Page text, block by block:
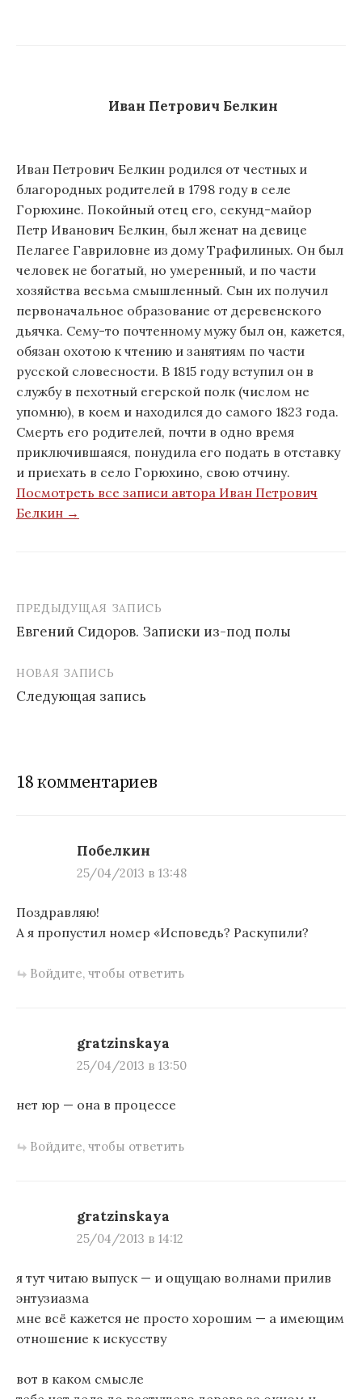
Иван Петрович Белкин
Иван Петрович Белкин родился от честных и
благородных родителей в 1798 году в селе
Горюхине. Покойный отец его, секунд-майор
Петр Иванович Белкин, был женат на девице
Пелагее Гавриловне из дому Трафилиных. Он был
человек не богатый, но умеренный, и по части
хозяйства весьма смышленный. Сын их получил
первоначальное образование от деревенского
дьячка. Сему-то почтенному мужу был он, кажется,
обязан охотою к чтению и занятиям по части
русской словесности. В 1815 году вступил он в
службу в пехотный егерской полк (числом не
упомню), в коем и находился до самого 1823 года.
Смерть его родителей, почти в одно время
приключившаяся, понудила его подать в отставку
и приехать в село Горюхино, свою отчину.
Посмотреть все записи автора Иван Петрович
Белкин →
а
п
о
з
я
м
ПРЕДЫДУЩАЯ ЗАПИСЬ
Евгений Сидоров. Записки из-под полы
НОВАЯ ЗАПИСЬ
Следующая запись
18 комментариев
Побелкин
25/04/2013 в 13:48
Поздравляю!
А я пропустил номер «Исповедь? Раскупили?
Войдите, чтобы ответить
gratzinskaya
25/04/2013 в 13:50
нет юр — она в процессе
Войдите, чтобы ответить
gratzinskaya
25/04/2013 в 14:12
я тут читаю выпуск — и ощущаю волнами прилив
энтузиазма
мне всё кажется не просто хорошим — а имеющим
отношение к искусству
вот в каком смысле